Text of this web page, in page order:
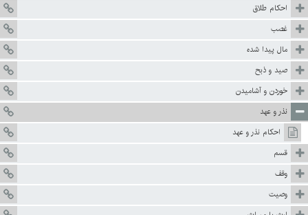
احكام طلاق
غصب
مال پيدا شده
صيد و ذبح
خوردن و آشاميدن
نذر و عهد
احكام نذر و عهد
قسم
وقف
وصيت